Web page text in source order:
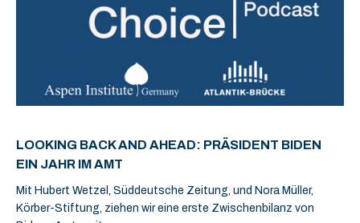
LOOKING BACK AND AHEAD: PRÄSIDENT BIDEN
EIN JAHR IM AMT
Mit Hubert Wetzel, Süddeutsche Zeitung, und Nora Müller,
Körber-Stiftung, ziehen wir eine erste Zwischenbilanz von